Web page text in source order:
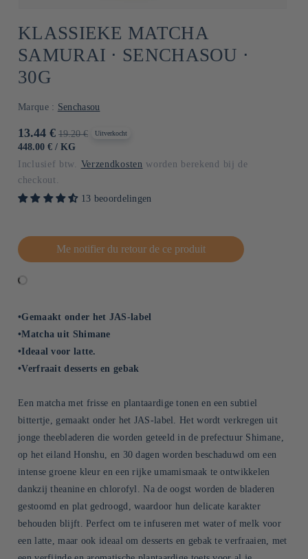
KLASSIEKE MATCHA
SAMURAI ⋅ SENCHASOU ⋅
30G
Marque : Senchasou
Aanbiedingsprijs
13.44 € Normale
prijs
19.20 €
EENHEIDSPRIJS
448.00 € / PER
KG
Uitverkocht
Inclusief btw. Verzendkosten worden berekend bij de
checkout.
13 beoordelingen
Me notifier du retour de ce produit
•Gemaakt onder het JAS-label
•Matcha uit Shimane
•Ideaal voor latte.
•Verfraait desserts en gebak
Een matcha met frisse en plantaardige tonen en een subtiel
bittertje, gemaakt onder het JAS-label. Het wordt verkregen uit
jonge theebladeren die worden geteeld in de prefectuur Shimane,
op het eiland Honshu, en 30 dagen worden beschaduwd om een
intense groene kleur en een rijke umamismaak te ontwikkelen
dankzij theanine en chlorofyl. Na de oogst worden de bladeren
gestoomd en plat gedroogd, waardoor hun delicate karakter
behouden blijft. Perfect om te infuseren met water of melk voor
een latte, maar ook ideaal om desserts en gebak te verfraaien, met